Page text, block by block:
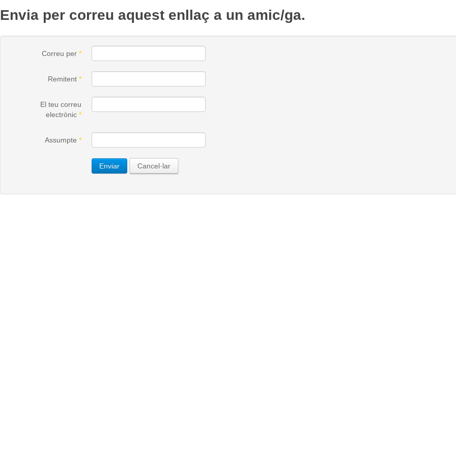
Envia per correu aquest enllaç a un amic/ga.
Correu per *
Remitent *
El teu correu
electrònic *
Assumpte *
Enviar Cancel·lar